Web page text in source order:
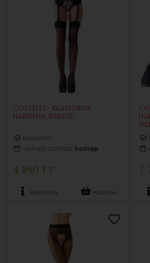
Cottelli - klasszikus
harisnya (fekete)
készleten
várható szállítás: holnap
4 890 Ft
Részletek Kosárba
7